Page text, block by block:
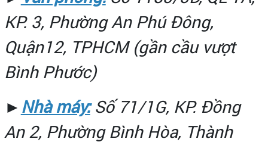
KP. 3, Phường An Phú Đông,
Quận12, TPHCM (gần cầu vượt
Bình Phước)
► Nhà máy:Số 71/1G, KP. Đồng
An 2, Phường Bình Hòa, Thành